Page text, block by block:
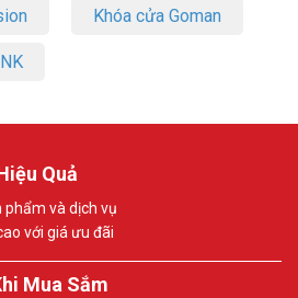
Khóa cửa Goman
Quả
phẩm và dịch vụ
với giá ưu đãi
Mua Sắm